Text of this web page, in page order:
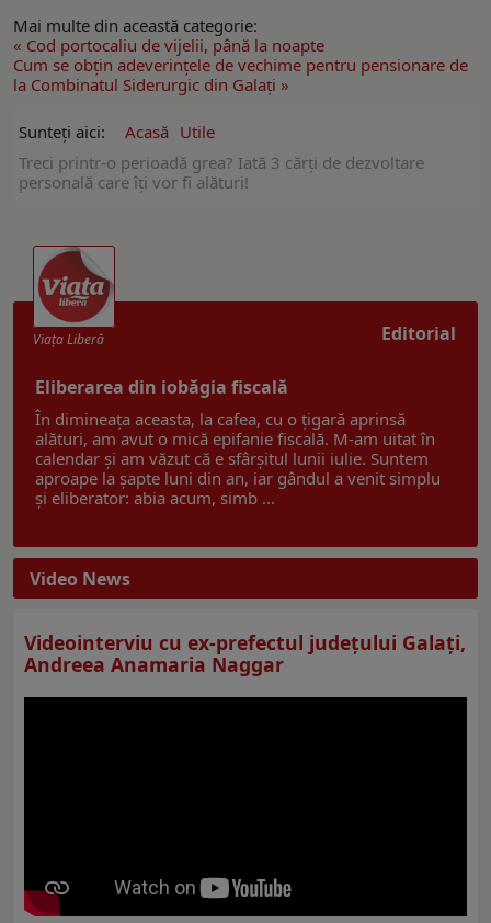
Mai multe din această categorie:
« Cod portocaliu de vijelii, până la noapte
Cum se obţin adeverinţele de vechime pentru pensionare de
la Combinatul Siderurgic din Galaţi »
Sunteți aici: Acasă Utile
Treci printr-o perioadă grea? Iată 3 cărți de dezvoltare
personală care îți vor fi alături!
Editorial
Viaţa Liberă
Eliberarea din iobăgia fiscală
În dimineața aceasta, la cafea, cu o țigară aprinsă
alături, am avut o mică epifanie fiscală. M-am uitat în
calendar și am văzut că e sfârșitul lunii iulie. Suntem
aproape la șapte luni din an, iar gândul a venit simplu
și eliberator: abia acum, simb ...
Video News
Videointerviu cu ex-prefectul judeţului Galaţi,
Andreea Anamaria Naggar